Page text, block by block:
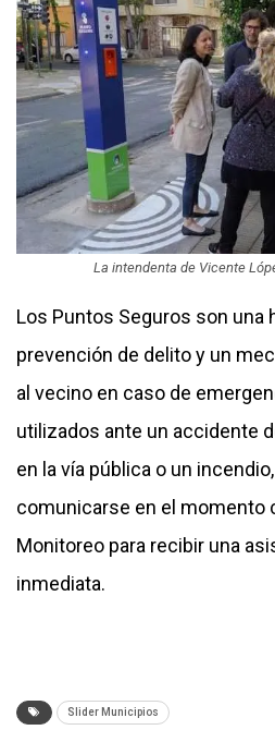
La intendenta de Vicente
Los Puntos Seguros son una
prevención de delito y un
al vecino en caso de
utilizados ante un accidente
en la vía pública o un
comunicarse en el momento
Monitoreo para recibir una
inmediata.
Slider Municipios